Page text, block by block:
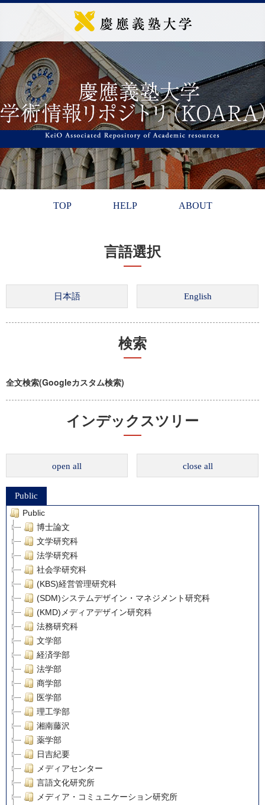
TOP HELP ABOUT
言語選択
検索
全文検索(Googleカスタム検索)
インデックスツリー
open all close all
Public
Public
博士論文
文学研究科
法学研究科
社会学研究科
(KBS)経営管理研究科
(SDM)システムデザイン・マネジメント研究科
(KMD)メディアデザイン研究科
法務研究科
文学部
経済学部
法学部
商学部
医学部
理工学部
湘南藤沢
薬学部
日吉紀要
メディアセンター
言語文化研究所
メディア・コミュニケーション研究所